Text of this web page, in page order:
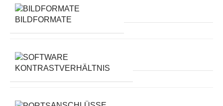
BILDFORMATE
KONTRASTVERHÄLTNIS